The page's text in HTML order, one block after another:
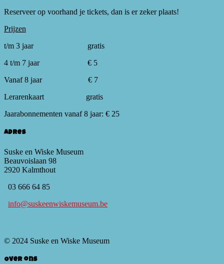
Reserveer op voorhand je tickets, dan is er zeker plaats!
Prijzen
t/m 3 jaar gratis
4 t/m 7 jaar € 5
Vanaf 8 jaar € 7
Lerarenkaart gratis
Jaarabonnementen vanaf 8 jaar: € 25
Adres
Suske en Wiske Museum
Beauvoislaan 98
2920 Kalmthout
03 666 64 85
info@suskeenwiskemuseum.be
© 2024 Suske en Wiske Museum
Over ons